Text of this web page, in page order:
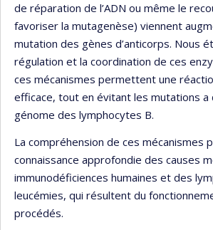
de réparation de l’ADN ou même le
favoriser la mutagenèse) viennent
mutation des gènes d’anticorps. Nous
régulation et la coordination de ces
ces mécanismes permettent une
efficace, tout en évitant les mutations a
génome des lymphocytes B.
La compréhension de ces mécanismes
connaissance approfondie des causes
immunodéficiences humaines et des
leucémies, qui résultent du
procédés.